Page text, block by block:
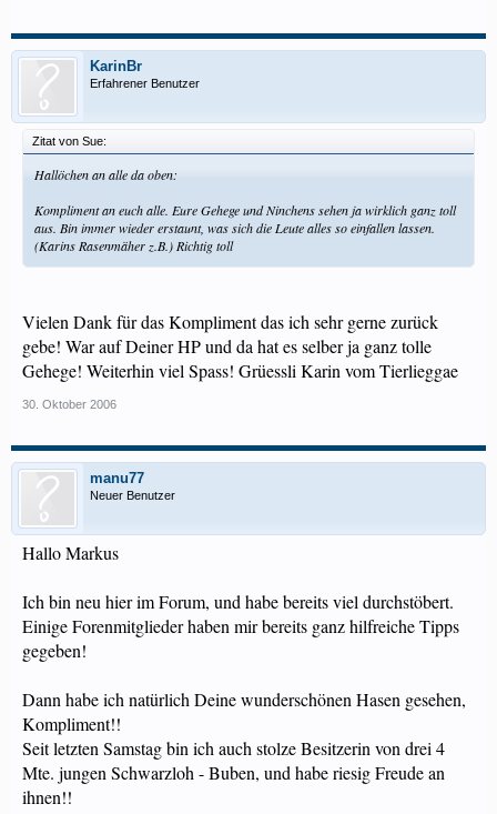
KarinBr
Erfahrener Benutzer
Zitat von Sue:
Hallöchen an alle da oben:
Kompliment an euch alle. Eure Gehege und Ninchens sehen ja wirklich ganz toll
aus. Bin immer wieder erstaunt, was sich die Leute alles so einfallen lassen.
(Karins Rasenmäher z.B.) Richtig toll
Vielen Dank für das Kompliment das ich sehr gerne zurück
gebe! War auf Deiner HP und da hat es selber ja ganz tolle
Gehege! Weiterhin viel Spass! Grüessli Karin vom Tierlieggae
30. Oktober 2006
manu77
Neuer Benutzer
Hallo Markus
Ich bin neu hier im Forum, und habe bereits viel durchstöbert.
Einige Forenmitglieder haben mir bereits ganz hilfreiche Tipps
gegeben!
Dann habe ich natürlich Deine wunderschönen Hasen gesehen,
Kompliment!!
Seit letzten Samstag bin ich auch stolze Besitzerin von drei 4
Mte. jungen Schwarzloh - Buben, und habe riesig Freude an
ihnen!!